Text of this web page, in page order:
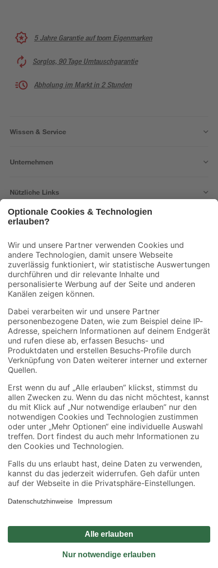
5 Jahre Garantie auf toom Eigenmarken
Sorglos, 90 Tage Umtauschgarantie
Abholung im Markt in 2 Stunden
Wissen & Service
Unternehmen
Nützliche Links
Der toom Newsletter: Keine Angebote und Aktionen mehr verpassen!
Zur Newsletter Anmeldung
Folge uns
Zahlungsarten Versandarten
Sicher einkaufen
Jetzt die toom-App herunterladen
Alle Preisangaben in EUR inkl. gesetzl. MwSt.. Die dargestellten Angebote sind unter
Umständen nicht in allen Märkten verfügbar. Die angegebenen Verfügbarkeiten beziehen
Produkte nur solange der Vorrat reicht.
*Paketversand ab 59 € versandkostenfrei, gilt nicht für Artikel mit Speditionsversand, hier
Privatsphäre Impressum
Nutzungsbedingungen
Widerrufsrecht
Vertrag widerrufen